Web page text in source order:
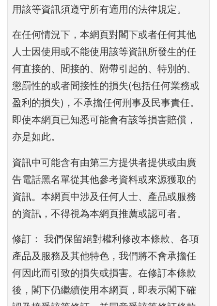
用該等資訊須遵守所有適用的法律規定。
在任何情況下，本網頁對閣下或者任何其他
人士因使用或不能使用該等資訊所發生的任
何直接的、間接的、附帶引起的、特別的、
懲罰性的或者間接性的損失(包括任何業務或
盈利的損失)，不承擔任何刑事及民事責任。
即使本網頁已知悉可能會有該等損害賠償，
亦是如此。
資訊中可能含有由第三方提供者提供或由廣
告電話黑名單從其他參考資料或來源獲取的
資訊。本網頁中涉及任何人士、產品或服務
的資訊，不得視為本網頁推薦或認可者。
修訂： 我們保留絕對權利修改本條款、各項
產品及服務及其他特色，我們將不會承擔任
何因此而引致的損失或損害。在修訂本條款
後，閣下仍繼續使用本網頁，即表示閣下確